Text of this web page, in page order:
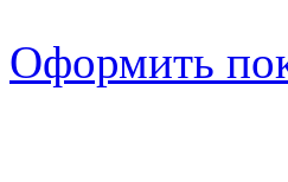
Оформить